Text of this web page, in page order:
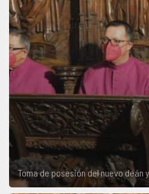
Toma de posesión del nuevo deán